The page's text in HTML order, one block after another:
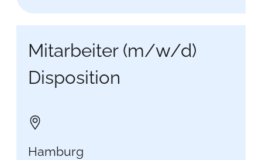
Mitarbeiter (m/w/d)
Disposition
Hamburg